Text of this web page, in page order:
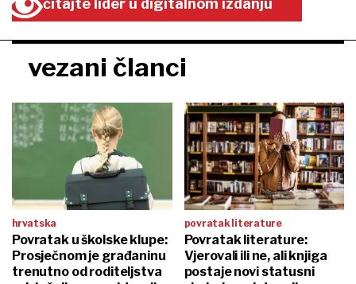
čitajte lider u digitalnom izdanju
vezani članci
hrvatska
Povratak u školske klupe:
Prosječnom je građaninu
trenutno od roditeljstva
povratak literature
Povratak literature:
Vjerovali ili ne, ali knjiga
postaje novi statusni